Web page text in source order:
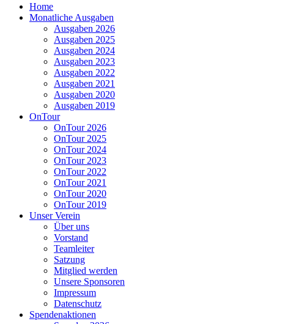
Home
Monatliche Ausgaben
Ausgaben 2026
Ausgaben 2025
Ausgaben 2024
Ausgaben 2023
Ausgaben 2022
Ausgaben 2021
Ausgaben 2020
Ausgaben 2019
OnTour
OnTour 2026
OnTour 2025
OnTour 2024
OnTour 2023
OnTour 2022
OnTour 2021
OnTour 2020
OnTour 2019
Unser Verein
Über uns
Vorstand
Teamleiter
Satzung
Mitglied werden
Unsere Sponsoren
Impressum
Datenschutz
Spendenaktionen